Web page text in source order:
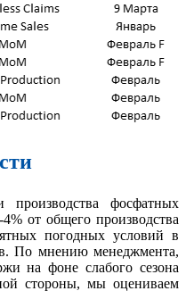
фосфатных
от общего производства
погодных условий в
По мнению менеджмента,
на фоне слабого сезона
стороны, мы оцениваем